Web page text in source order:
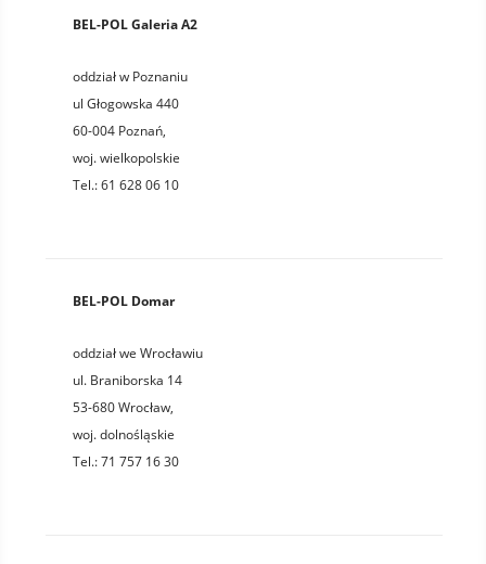
BEL-POL Galeria A2
oddział w Poznaniu
ul Głogowska 440
60-004 Poznań,
woj.wielkopolskie
Tel.:61 628 06 10
BEL-POL Domar
oddział we Wrocławiu
ul. Braniborska 14
53-680Wrocław,
woj.dolnośląskie
Tel.:71 757 16 30